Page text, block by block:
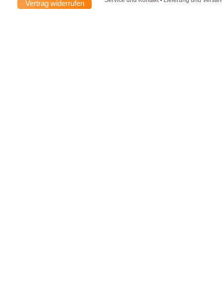
Vertrag widerrufen